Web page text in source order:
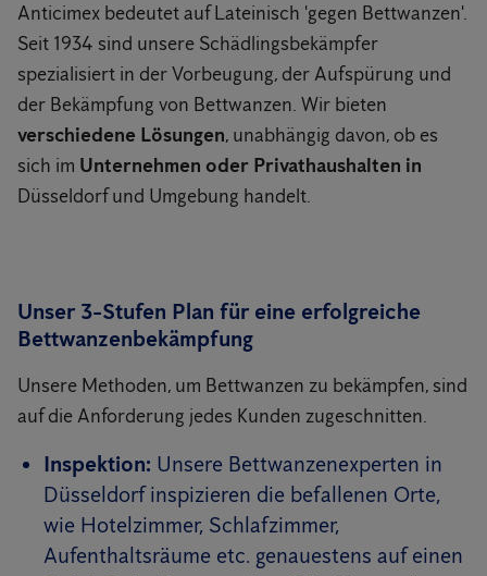
Anticimex bedeutet auf Lateinisch 'gegen Bettwanzen'.
Seit 1934 sind unsere Schädlingsbekämpfer
spezialisiert in der Vorbeugung, der Aufspürung und
der Bekämpfung von Bettwanzen. Wir bieten
verschiedene Lösungen, unabhängig davon, ob es
sich im Unternehmen oder Privathaushalten in
Düsseldorf und Umgebung handelt.
Unser 3-Stufen Plan für eine erfolgreiche
Bettwanzenbekämpfung
Unsere Methoden, um Bettwanzen zu bekämpfen, sind
auf die Anforderung jedes Kunden zugeschnitten.
Inspektion: Unsere Bettwanzenexperten in
Düsseldorf inspizieren die befallenen Orte,
wie Hotelzimmer, Schlafzimmer,
Aufenthaltsräume etc. genauestens auf einen